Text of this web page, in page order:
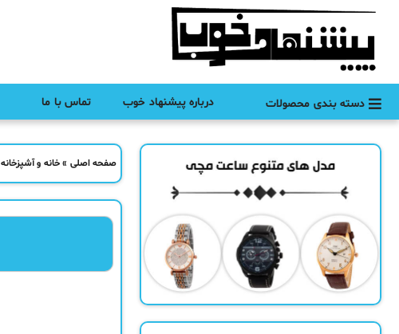
دسته بندی محصولات درباره پیشنهاد خوب تماس با ما
صفحه اصلی »خانه و آشپزخانه